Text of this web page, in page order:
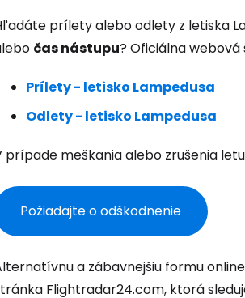
prílety alebo odlety z letiska
čas nástupu? Oficiálna
Prílety - letisko Lampedusa
Odlety - letisko Lampedusa
prípade meškania alebo zrušenia
Požiadajte o odškodnenie
a zábavnejšiu formu
Flightradar24.com, ktorá